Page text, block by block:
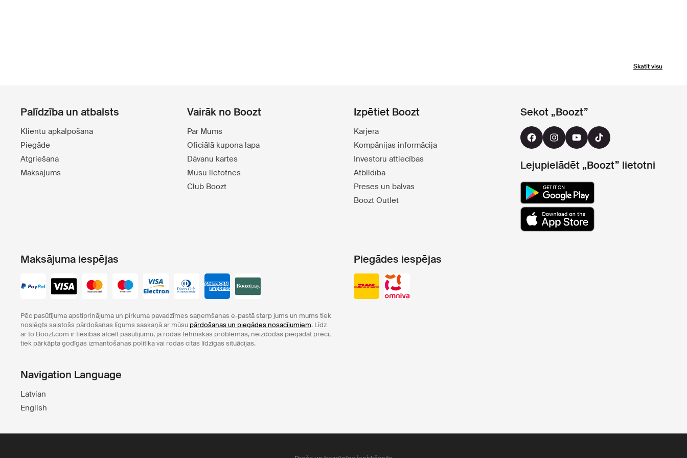
Skatīt visu
Palīdzība un atbalsts
Klientu apkalpošana
Piegāde
Atgriešana
Maksājums
Vairāk no Boozt
Par Mums
Oficiālā kupona lapa
Dāvanu kartes
Mūsu lietotnes
Club Boozt
Izpētiet Boozt
Karjera
Kompānijas informācija
Investoru attiecības
Atbildība
Preses un balvas
Boozt Outlet
Sekot „Boozt”
Lejupielādēt „Boozt” lietotni
Maksājuma iespējas
Pēc pasūtījuma apstiprinājuma un pirkuma pavadzīmes saņemšanas e-pastā starp jums un mums tiek
noslēgts saistošs pārdošanas līgums saskaņā ar mūsu pārdošanas un piegādes nosacījumiem. Līdz
ar to Boozt.com ir tiesības atcelt pasūtījumu, ja rodas tehniskas problēmas, neizdodas piegādāt preci,
tiek pārkāpta godīgas izmantošanas politika vai rodas citas līdzīgas situācijas.
Piegādes iespējas
Navigation Language
Latvian
English